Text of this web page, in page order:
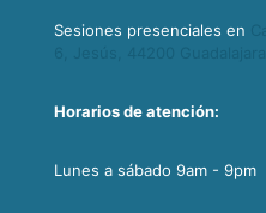
Sesiones presenciales en
Horarios de atención:
Lunes a sábado 9am - 9pm